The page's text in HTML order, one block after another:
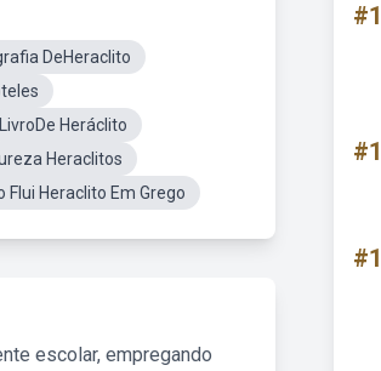
DeHeraclito
LivroDe Heráclito
Heraclitos
Flui Heraclito Em Grego
escolar, empregando